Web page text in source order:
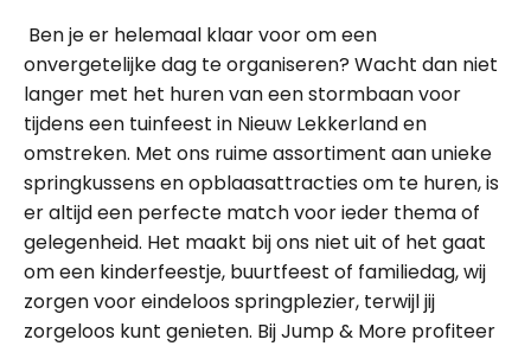
Ben je er helemaal klaar voor om een
onvergetelijke dag te organiseren? Wacht dan niet
langer met het huren van een stormbaan voor
tijdens een tuinfeest in Nieuw Lekkerland en
omstreken. Met ons ruime assortiment aan unieke
springkussens en opblaasattracties om te huren, is
er altijd een perfecte match voor ieder thema of
gelegenheid. Het maakt bij ons niet uit of het gaat
om een kinderfeestje, buurtfeest of familiedag, wij
zorgen voor eindeloos springplezier, terwijl jij
zorgeloos kunt genieten. Bij Jump & More profiteer